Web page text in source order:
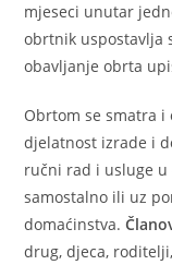
mjeseci unutar
obrtnik uspostavlja
obavljanje obrta
Obrtom se smatra
djelatnost izrade i
ručni rad i usluge u
samostalno ili uz
domaćinstva.
drug, djeca,